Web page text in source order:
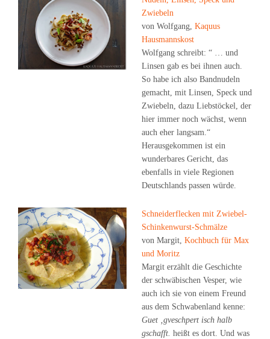
Zwiebeln
von Wolfgang, Kaquus
Hausmannskost
Wolfgang schreibt: “ … und
Linsen gab es bei ihnen auch.
So habe ich also Bandnudeln
gemacht, mit Linsen, Speck und
Zwiebeln, dazu Liebstöckel, der
hier immer noch wächst, wenn
auch eher langsam.“
Herausgekommen ist ein
wunderbares Gericht, das
ebenfalls in viele Regionen
Deutschlands passen würde.
Schneiderflecken mit Zwiebel-
Schinkenwurst-Schmälze
von Margit, Kochbuch für Max
und Moritz
Margit erzählt die Geschichte
der schwäbischen Vesper, wie
auch ich sie von einem Freund
aus dem Schwabenland kenne:
Guet ‚gveschpert isch halb
gschafft. heißt es dort. Und was